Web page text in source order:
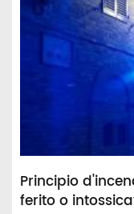
Principio
ferito o